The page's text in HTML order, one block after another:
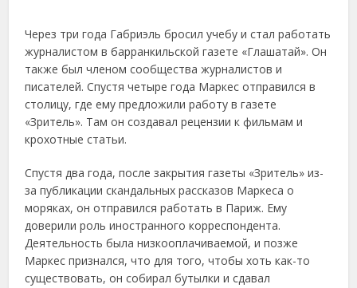
Через три года Габриэль бросил учебу и стал работать
журналистом в барранкильской газете «Глашатай». Он
также был членом сообщества журналистов и
писателей. Спустя четыре года Маркес отправился в
столицу, где ему предложили работу в газете
«Зритель». Там он создавал рецензии к фильмам и
крохотные статьи.
Спустя два года, после закрытия газеты «Зритель» из-
за публикации скандальных рассказов Маркеса о
моряках, он отправился работать в Париж. Ему
доверили роль иностранного корреспондента.
Деятельность была низкооплачиваемой, и позже
Маркес признался, что для того, чтобы хоть как-то
существовать, он собирал бутылки и сдавал